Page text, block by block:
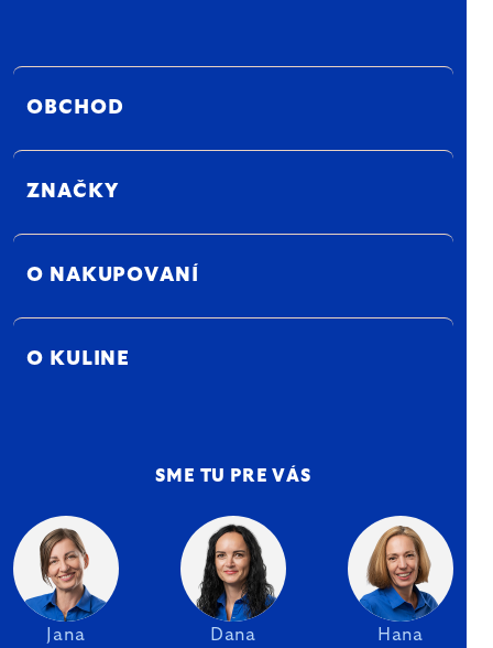
OBCHOD
ZNAČKY
O NAKUPOVANÍ
O KULINE
SME TU PRE VÁS
Jana Dana Hana